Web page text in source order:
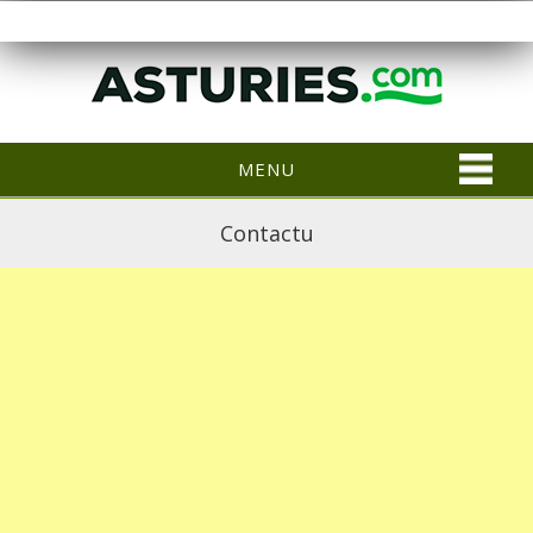
MENU
Contactu